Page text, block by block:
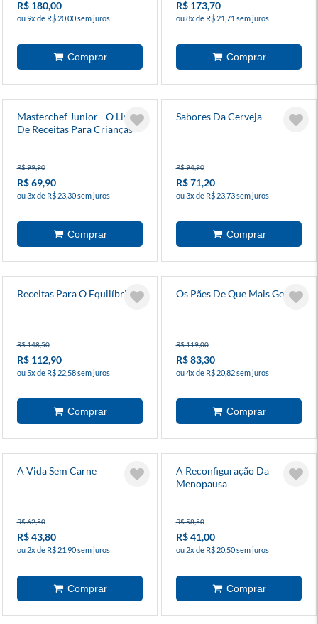
R$ 180,00
ou 9x de R$ 20,00 sem juros
R$ 173,70
ou 8x de R$ 21,71 sem juros
Masterchef Junior - O Livro
De Receitas Para Crianças
R$ 99,90
R$ 69,90
ou 3x de R$ 23,30 sem juros
Sabores Da Cerveja
R$ 94,90
R$ 71,20
ou 3x de R$ 23,73 sem juros
Receitas Para O Equilíbrio
R$ 148,50
R$ 112,90
ou 5x de R$ 22,58 sem juros
Os Pães De Que Mais Gosto
R$ 119,00
R$ 83,30
ou 4x de R$ 20,82 sem juros
A Vida Sem Carne
R$ 62,50
R$ 43,80
ou 2x de R$ 21,90 sem juros
A Reconfiguração Da
Menopausa
R$ 58,50
R$ 41,00
ou 2x de R$ 20,50 sem juros